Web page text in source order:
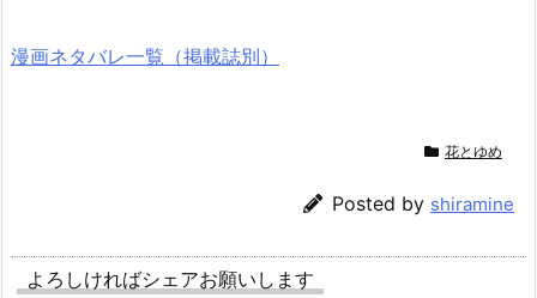
漫画ネタバレ一覧（掲載誌別）
花とゆめ
Posted by shiramine
よろしければシェアお願いします